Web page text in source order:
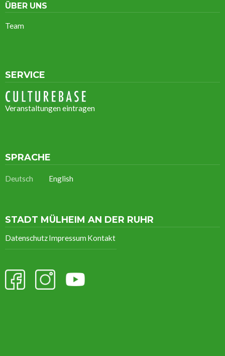
ÜBER UNS
Team
SERVICE
Veranstaltungen eintragen
SPRACHE
Deutsch English
STADT MÜLHEIM AN DER RUHR
DatenschutzImpressum Kontakt